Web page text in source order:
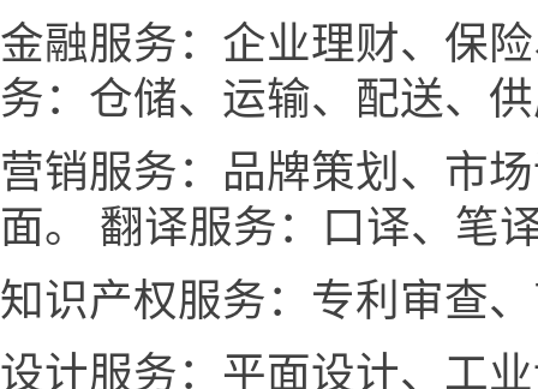
金融服务：企业理财、保
务：仓储、运输、配送、
营销服务：品牌策划、市
面。 翻译服务：口译、笔
知识产权服务：专利审查
设计服务：平面设计、工